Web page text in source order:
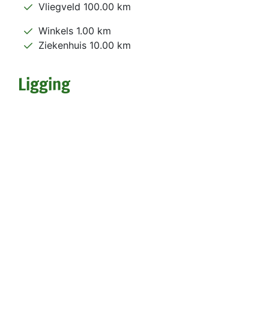
Vliegveld 100.00 km
Winkels 1.00 km
Ziekenhuis 10.00 km
Ligging